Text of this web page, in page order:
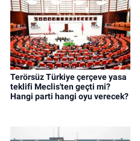
Terörsüz Türkiye çerçeve yasa
teklifi Meclis'ten geçti mi?
Hangi parti hangi oyu verecek?